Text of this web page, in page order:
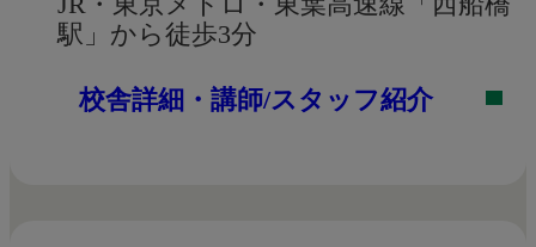
駅」から徒歩3分
校舎詳細・講師/スタッフ紹介